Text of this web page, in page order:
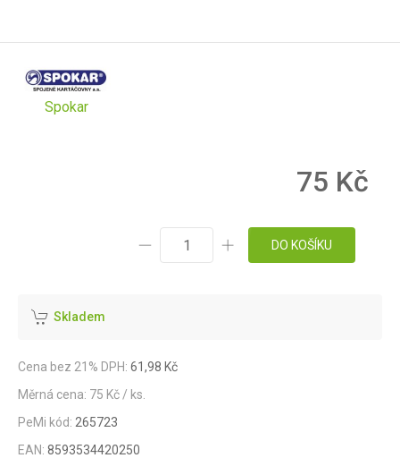
Spokar
75 Kč
DO KOŠÍKU
Skladem
Cena bez 21% DPH: 61,98 Kč
Měrná cena: 75 Kč / ks.
PeMi kód: 265723
EAN: 8593534420250